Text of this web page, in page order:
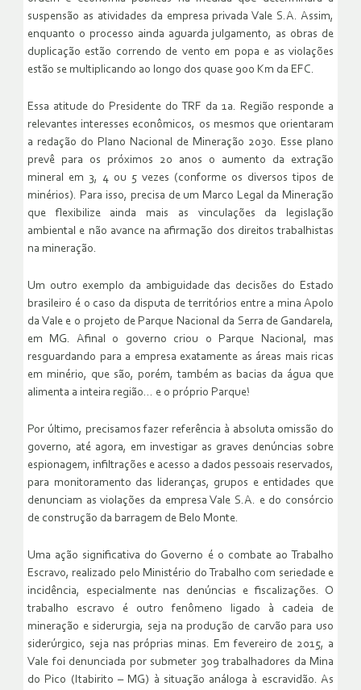
suspensão as atividades da empresa privada Vale S.A. Assim,
enquanto o processo ainda aguarda julgamento, as obras de
duplicação estão correndo de vento em popa e as violações
estão se multiplicando ao longo dos quase 900 Km da EFC.
Essa atitude do Presidente do TRF da 1a. Região responde a
relevantes interesses econômicos, os mesmos que orientaram
a redação do Plano Nacional de Mineração 2030. Esse plano
prevê para os próximos 20 anos o aumento da extração
mineral em 3, 4 ou 5 vezes (conforme os diversos tipos de
minérios). Para isso, precisa de um Marco Legal da Mineração
que flexibilize ainda mais as vinculações da legislação
ambiental e não avance na afirmação dos direitos trabalhistas
na mineração.
Um outro exemplo da ambiguidade das decisões do Estado
brasileiro é o caso da disputa de territórios entre a mina Apolo
da Vale e o projeto de Parque Nacional da Serra de Gandarela,
em MG. Afinal o governo criou o Parque Nacional, mas
resguardando para a empresa exatamente as áreas mais ricas
em minério, que são, porém, também as bacias da água que
alimenta a inteira região… e o próprio Parque!
Por último, precisamos fazer referência à absoluta omissão do
governo, até agora, em investigar as graves denúncias sobre
espionagem, infiltrações e acesso a dados pessoais reservados,
para monitoramento das lideranças, grupos e entidades que
denunciam as violações da empresa Vale S.A. e do consórcio
de construção da barragem de Belo Monte.
Uma ação significativa do Governo é o combate ao Trabalho
Escravo, realizado pelo Ministério do Trabalho com seriedade e
incidência, especialmente nas denúncias e fiscalizações. O
trabalho escravo é outro fenômeno ligado à cadeia de
mineração e siderurgia, seja na produção de carvão para uso
siderúrgico, seja nas próprias minas. Em fevereiro de 2015, a
Vale foi denunciada por submeter 309 trabalhadores da Mina
do Pico (Itabirito – MG) à situação análoga à escravidão. As